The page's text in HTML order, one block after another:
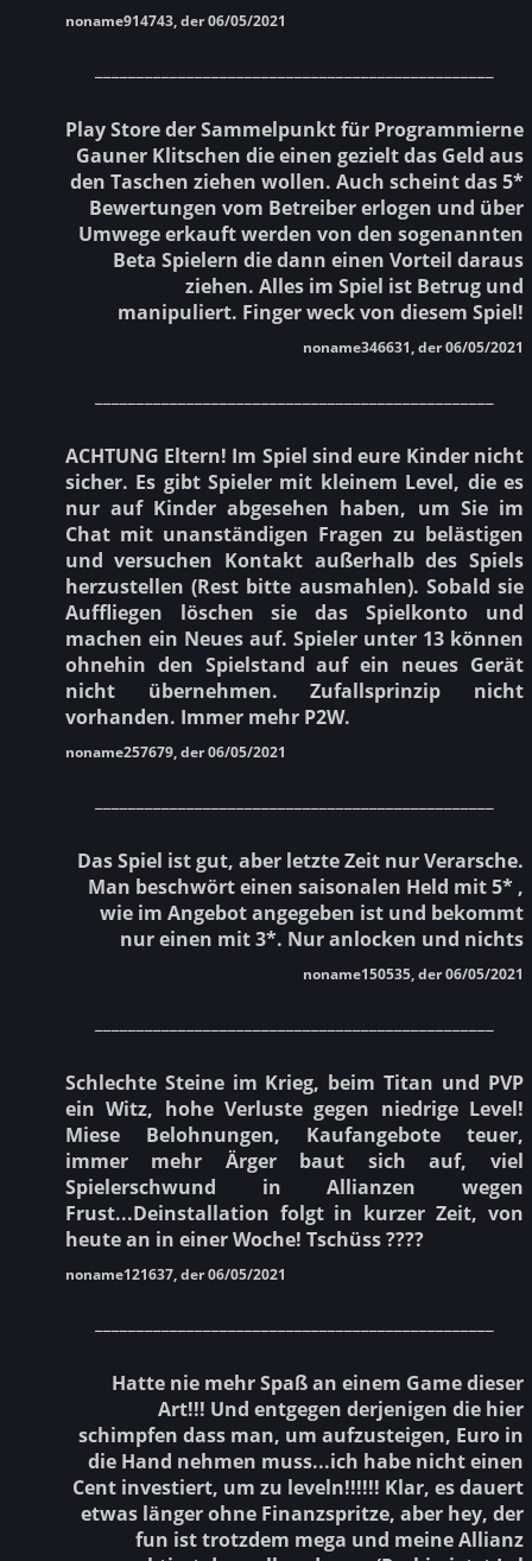
noname914743, der 06/05/2021
Play Store der Sammelpunkt für Programmierne
Gauner Klitschen die einen gezielt das Geld aus
den Taschen ziehen wollen. Auch scheint das 5*
Bewertungen vom Betreiber erlogen und über
Umwege erkauft werden von den sogenannten
Beta Spielern die dann einen Vorteil daraus
ziehen. Alles im Spiel ist Betrug und
manipuliert. Finger weck von diesem Spiel!
noname346631, der 06/05/2021
ACHTUNG Eltern! Im Spiel sind eure Kinder nicht
sicher. Es gibt Spieler mit kleinem Level, die es
nur auf Kinder abgesehen haben, um Sie im
Chat mit unanständigen Fragen zu belästigen
und versuchen Kontakt außerhalb des Spiels
herzustellen (Rest bitte ausmahlen). Sobald sie
Auffliegen löschen sie das Spielkonto und
machen ein Neues auf. Spieler unter 13 können
ohnehin den Spielstand auf ein neues Gerät
nicht übernehmen. Zufallsprinzip nicht
vorhanden. Immer mehr P2W.
noname257679, der 06/05/2021
Das Spiel ist gut, aber letzte Zeit nur Verarsche.
Man beschwört einen saisonalen Held mit 5* ,
wie im Angebot angegeben ist und bekommt
nur einen mit 3*. Nur anlocken und nichts
noname150535, der 06/05/2021
Schlechte Steine im Krieg, beim Titan und PVP
ein Witz, hohe Verluste gegen niedrige Level!
Miese Belohnungen, Kaufangebote teuer,
immer mehr Ärger baut sich auf, viel
Spielerschwund in Allianzen wegen
Frust...Deinstallation folgt in kurzer Zeit, von
heute an in einer Woche! Tschüss ????
noname121637, der 06/05/2021
Hatte nie mehr Spaß an einem Game dieser
Art!!! Und entgegen derjenigen die hier
schimpfen dass man, um aufzusteigen, Euro in
die Hand nehmen muss...ich habe nicht einen
Cent investiert, um zu leveln!!!!!! Klar, es dauert
etwas länger ohne Finanzspritze, aber hey, der
fun ist trotzdem mega und meine Allianz